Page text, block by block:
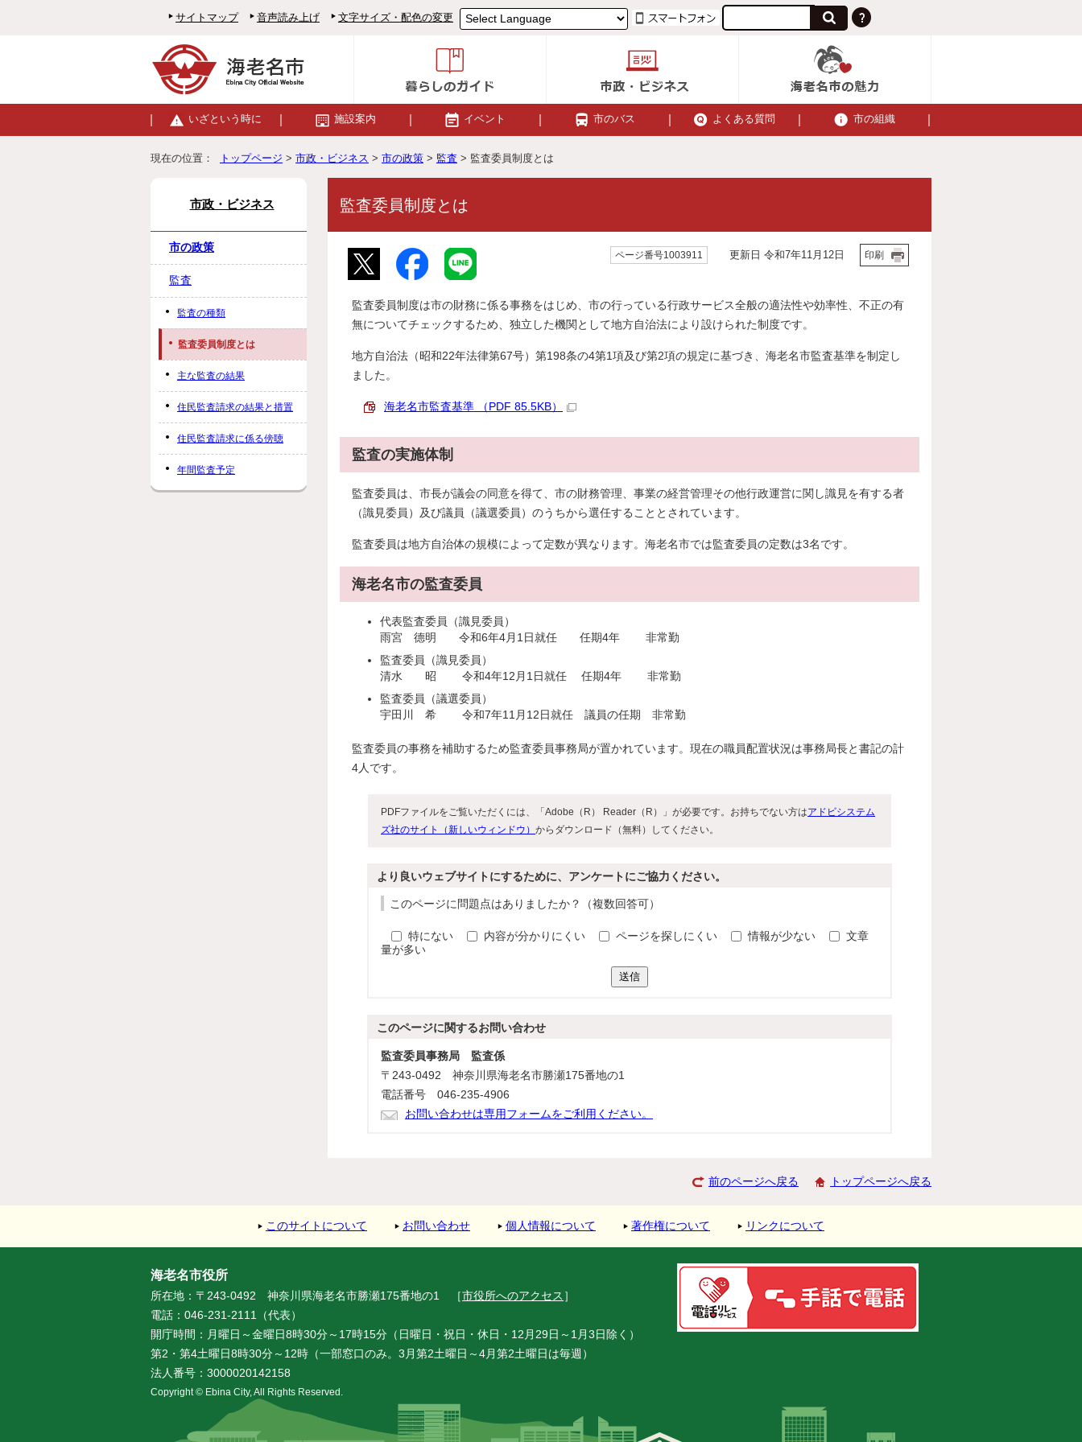
サイトマップ 音声読み上げ 文字サイズ・配色の変更
いざという時に 施設案内 イベント 市のバス よくある質問 市の組織
現在の位置： トップページ > 市政・ビジネス > 市の政策 > 監査 > 監査委員制度とは
監査委員制度とは
ページ番号1003911 更新日 令和7年11月12日 印刷
監査委員制度は市の財務に係る事務をはじめ、市の行っている行政サービス全般の適法性や効率性、不正の有
無についてチェックするため、独立した機関として地方自治法により設けられた制度です。
地方自治法（昭和22年法律第67号）第198条の4第1項及び第2項の規定に基づき、海老名市監査基準を制定し
ました。
海老名市監査基準 （PDF 85.5KB）
監査の実施体制
監査委員は、市長が議会の同意を得て、市の財務管理、事業の経営管理その他行政運営に関し識見を有する者
（識見委員）及び議員（議選委員）のうちから選任することとされています。
監査委員は地方自治体の規模によって定数が異なります。海老名市では監査委員の定数は3名です。
海老名市の監査委員
代表監査委員（識見委員）
雨宮 德明 令和6年4月1日就任 任期4年 非常勤
監査委員（識見委員）
清水 昭 令和4年12月1日就任 任期4年 非常勤
監査委員（議選委員）
宇田川 希 令和7年11月12日就任 議員の任期 非常勤
監査委員の事務を補助するため監査委員事務局が置かれています。現在の職員配置状況は事務局長と書記の計
4人です。
PDFファイルをご覧いただくには、「Adobe（R） Reader（R）」が必要です。お持ちでない方はアドビシステム
ズ社のサイト（新しいウィンドウ） からダウンロード（無料）してください。
より良いウェブサイトにするために、アンケートにご協力ください。
このページに問題点はありましたか？（複数回答可）
特にない 内容が分かりにくい ページを探しにくい 情報が少ない
文章
量が多い
送信
このページに関するお問い合わせ
監査委員事務局 監査係
〒243-0492 神奈川県海老名市勝瀬175番地の1
電話番号 046-235-4906
お問い合わせは専用フォームをご利用ください。
市政・ビジネス
市の政策
監査
監査の種類
監査委員制度とは
主な監査の結果
住民監査請求の結果と措置
住民監査請求に係る傍聴
年間監査予定
前のページへ戻る トップページへ戻る
このサイトについて お問い合わせ 個人情報について 著作権について リンクについて
海老名市役所
所在地：〒243-0492 神奈川県海老名市勝瀬175番地の1 ［市役所へのアクセス ］
電話：046-231-2111（代表）
開庁時間：月曜日～金曜日8時30分～17時15分（日曜日・祝日・休日・12月29日～1月3日除く）
第2・第4土曜日8時30分～12時（一部窓口のみ。3月第2土曜日～4月第2土曜日は毎週）
法人番号：3000020142158
Copyright © Ebina City, All Rights Reserved.